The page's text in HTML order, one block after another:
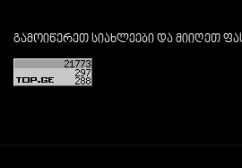
გამოიწერეთ სიახლეები და მიიღეთ